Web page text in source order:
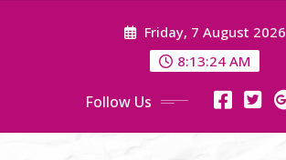
Friday, 7 August 2026
8:13:25 AM
Follow Us